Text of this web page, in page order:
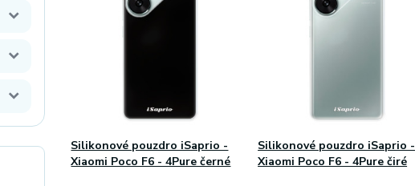
Silikonové pouzdro iSaprio -
Xiaomi Poco F6 - 4Pure černé
Silikonové pouzdro iSaprio -
Xiaomi Poco F6 - 4Pure čiré